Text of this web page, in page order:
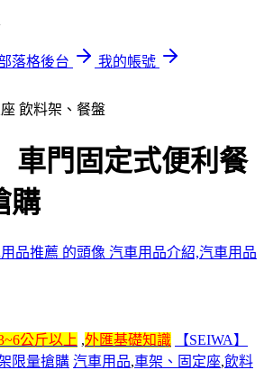
落格後台
我的帳號
飲料架、餐盤
車門固定式便利餐
購
汽車用品介紹,汽車用品
公斤以上 ,外匯基礎知識
【SEIWA】
限量搶購 汽車用品,車架、固定座,飲料